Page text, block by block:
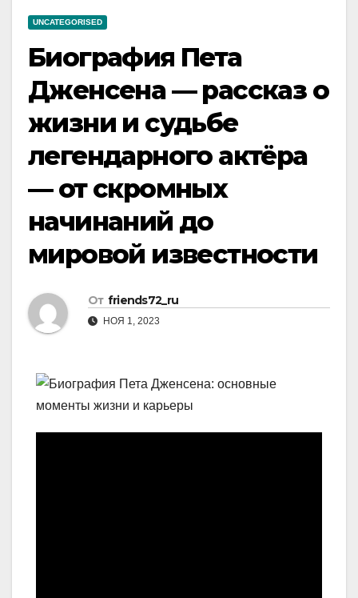
UNCATEGORISED
Биография Пета
Дженсена — рассказ о
жизни и судьбе
легендарного актёра
— от скромных
начинаний до
мировой известности
От friends72_ru
НОЯ 1, 2023